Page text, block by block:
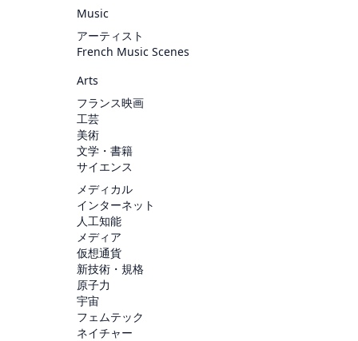
Music
アーティスト
French Music Scenes
Arts
フランス映画
工芸
美術
文学・書籍
サイエンス
メディカル
インターネット
人工知能
メディア
仮想通貨
新技術・規格
原子力
宇宙
フェムテック
ネイチャー